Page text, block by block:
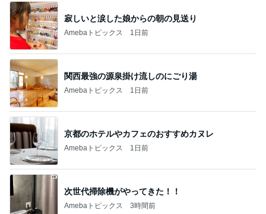
寂しいと涙した娘からの朝の見送り
Amebaトピックス 1日前
関西最強の源泉掛け流しのにごり湯
Amebaトピックス 1日前
京都のホテルやカフェのおすすめカヌレ
Amebaトピックス 1日前
次世代掃除機がやってきた！！
Amebaトピックス 3時間前